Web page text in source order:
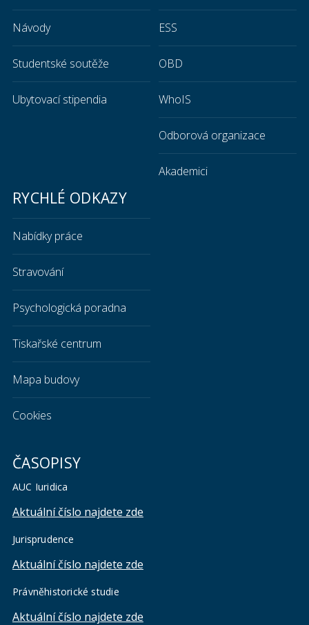
Návody
Studentské soutěže
Ubytovací stipendia
ESS
OBD
WhoIS
Odborová organizace
Akademici
RYCHLÉ ODKAZY
Nabídky práce
Stravování
Psychologická poradna
Tiskařské centrum
Mapa budovy
Cookies
ČASOPISY
AUC Iuridica
Aktuální číslo najdete zde
Jurisprudence
Aktuální číslo najdete zde
Právněhistorické studie
Aktuální číslo najdete zde